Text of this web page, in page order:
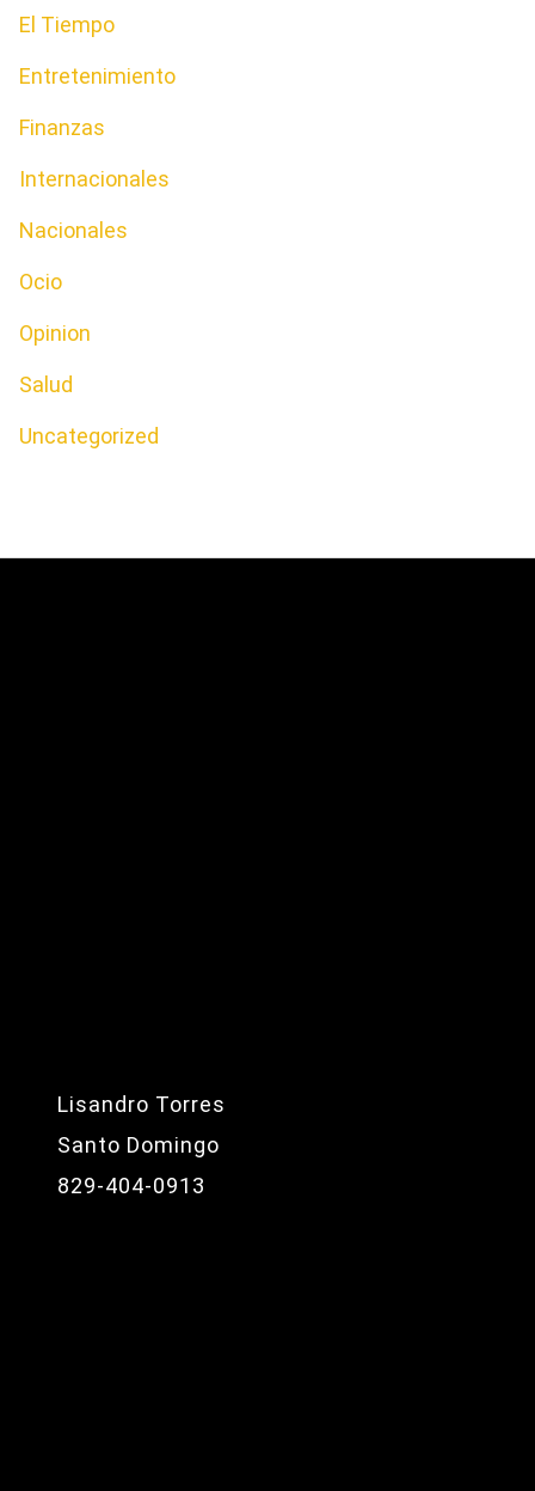
El Tiempo
Entretenimiento
Finanzas
Internacionales
Nacionales
Ocio
Opinion
Salud
Uncategorized
Lisandro Torres
Santo Domingo
829-404-0913